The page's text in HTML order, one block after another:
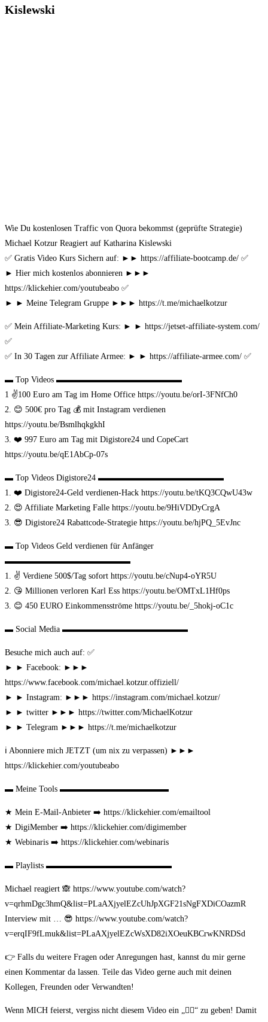
Kislewski
Wie Du kostenlosen Traffic von Quora bekommst (geprüfte Strategie)
Michael Kotzur Reagiert auf Katharina Kislewski
✅ Gratis Video Kurs Sichern auf: ►► https://affiliate-bootcamp.de/ ✅
► Hier mich kostenlos abonnieren ►►►
https://klickehier.com/youtubeabo ✅
► ► Meine Telegram Gruppe ►►► https://t.me/michaelkotzur
✅ Mein Affiliate-Marketing Kurs: ► ► https://jetset-affiliate-system.com/
✅
✅ In 30 Tagen zur Affiliate Armee: ► ► https://affiliate-armee.com/ ✅
▬ Top Videos ▬▬▬▬▬▬▬▬▬▬▬▬▬▬▬
1 ✌️100 Euro am Tag im Home Office https://youtu.be/orI-3FNfCh0
2. 😊 500€ pro Tag 💰 mit Instagram verdienen
https://youtu.be/BsmlhqkgkhI
3. ❤️ 997 Euro am Tag mit Digistore24 und CopeCart
https://youtu.be/qE1AbCp-07s
▬ Top Videos Digistore24 ▬▬▬▬▬▬▬▬▬▬▬▬▬▬▬
1. ❤️ Digistore24-Geld verdienen-Hack https://youtu.be/tKQ3CQwU43w
2. 😍 Affiliate Marketing Falle https://youtu.be/9HiVDDyCrgA
3. 😎 Digistore24 Rabattcode-Strategie https://youtu.be/hjPQ_5EvJnc
▬ Top Videos Geld verdienen für Anfänger
▬▬▬▬▬▬▬▬▬▬▬▬▬▬▬
1. ✌️ Verdiene 500$/Tag sofort https://youtu.be/cNup4-oYR5U
2. 😘 Millionen verloren Karl Ess https://youtu.be/OMTxL1Hf0ps
3. 😊 450 EURO Einkommensströme https://youtu.be/_5hokj-oC1c
▬ Social Media ▬▬▬▬▬▬▬▬▬▬▬▬▬▬▬
Besuche mich auch auf: ✅
► ► Facebook: ►►►
https://www.facebook.com/michael.kotzur.offiziell/
► ► Instagram: ►►► https://instagram.com/michael.kotzur/
► ► twitter ►►► https://twitter.com/MichaelKotzur
► ► Telegram ►►► https://t.me/michaelkotzur
ℹ️ Abonniere mich JETZT (um nix zu verpassen) ►►►
https://klickehier.com/youtubeabo
▬ Meine Tools ▬▬▬▬▬▬▬▬▬▬▬▬▬
★ Mein E-Mail-Anbieter ➡️ https://klickehier.com/emailtool
★ DigiMember ➡️ https://klickehier.com/digimember
★ Webinaris ➡️ https://klickehier.com/webinaris
▬ Playlists ▬▬▬▬▬▬▬▬▬▬▬▬▬▬▬
Michael reagiert 🙈 https://www.youtube.com/watch?
v=qrhmDgc3hmQ&list=PLaAXjyelEZcUhJpXGF21sNgFXDiCOazmR
Interview mit … 😎 https://www.youtube.com/watch?
v=erqIF9fLmuk&list=PLaAXjyelEZcWsXD82iXOeuKBCrwKNRDSd
👉 Falls du weitere Fragen oder Anregungen hast, kannst du mir gerne
einen Kommentar da lassen. Teile das Video gerne auch mit deinen
Kollegen, Freunden oder Verwandten!
Wenn MICH feierst, vergiss nicht diesem Video ein „👍🏼“ zu geben! Damit